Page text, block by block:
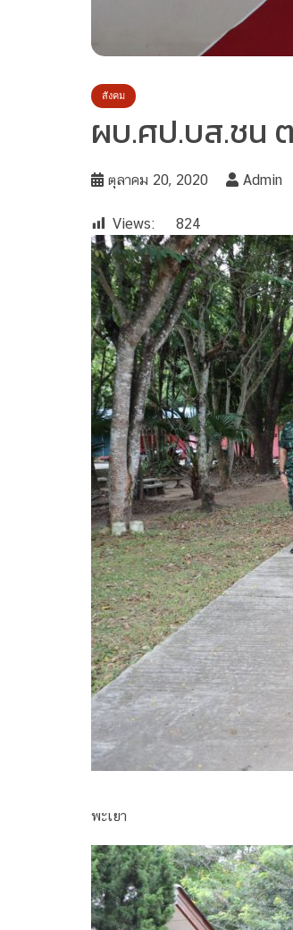
สังคม
ผบ.ศป.บส.ชน
ตุลาคม 20, 2020 Admin
Views: 824
พะเยา